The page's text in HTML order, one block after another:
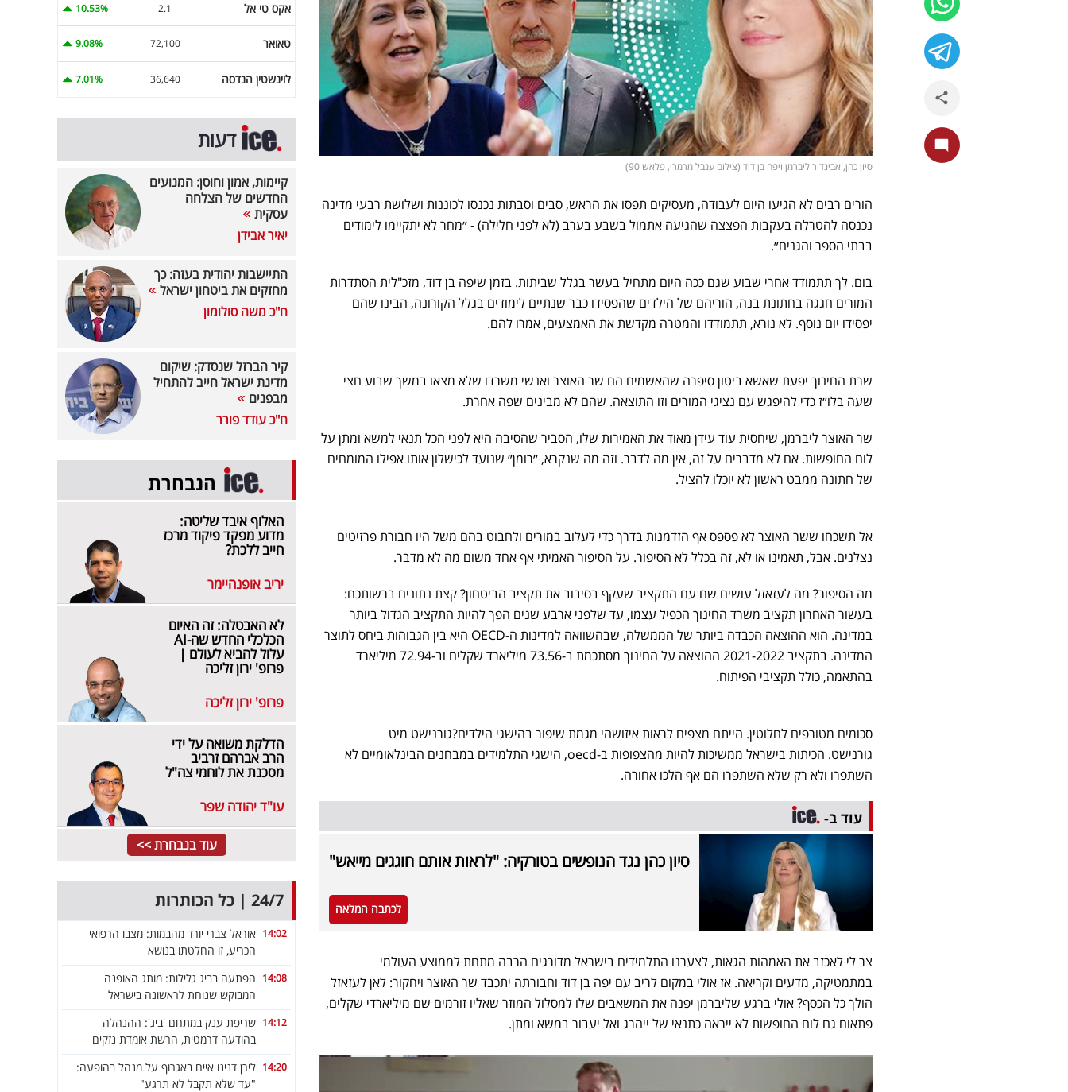
סיון כהן, אביגדור ליברמן ויפה בן דוד (צילום ענבל מרמרי, פלאש 90)
הורים רבים לא הגיעו היום לעבודה, מעסיקים תפסו את הראש, סבים וסבתות נכנסו לכוננות ושלושת רבעי מדינה
נכנסה להטרלה בעקבות הפצצה שהגיעה אתמול בשבע בערב (לא לפני חלילה) - ״מחר לא יתקיימו לימודים
בבתי הספר והגנים״.
בום. לך תתמודד אחרי שבוע שגם ככה היום מתחיל בעשר בגלל שביתות. בזמן שיפה בן דוד, מזכ"לית הסתדרות
המורים חגגה בחתונת בנה, הוריהם של הילדים שהפסידו כבר שנתיים לימודים בגלל הקורונה, הבינו שהם
יפסידו יום נוסף. לא נורא, תתמודדו והמטרה מקדשת את האמצעים, אמרו להם.
שרת החינוך יפעת שאשא ביטון סיפרה שהאשמים הם שר האוצר ואנשי משרדו שלא מצאו במשך שבוע חצי
שעה בלו״ז כדי להיפגש עם נציגי המורים וזו התוצאה. שהם לא מבינים שפה אחרת.
שר האוצר ליברמן, שיחסית עוד עידן מאוד את האמירות שלו, הסביר שהסיבה היא לפני הכל תנאי למשא ומתן על
לוח החופשות. אם לא מדברים על זה, אין מה לדבר. וזה מה שנקרא, ״רומן״ שנועד לכישלון אותו אפילו המומחים
של חתונה ממבט ראשון לא יוכלו להציל.
אל תשכחו ששר האוצר לא פספס אף הזדמנות בדרך כדי לעלוב במורים ולחבוט בהם משל היו חבורת פרזיטים
נצלנים. אבל, תאמינו או לא, זה בכלל לא הסיפור. על הסיפור האמיתי אף אחד משום מה לא מדבר.
מה הסיפור? מה לעזאזל עושים שם עם התקציב שעקף בסיבוב את תקציב הביטחון? קצת נתונים ברשותכם:
בעשור האחרון תקציב משרד החינוך הכפיל עצמו, עד שלפני ארבע שנים הפך להיות התקציב הגדול ביותר
במדינה. הוא ההוצאה הכבדה ביותר של הממשלה, שבהשוואה למדינות ה-OECD היא בין הגבוהות ביחס לתוצר
המדינה. בתקציב 2021-2022 ההוצאה על החינוך מסתכמת ב-73.56 מיליארד שקלים וב-72.94 מיליארד
בהתאמה, כולל תקציבי הפיתוח.
סכומים מטורפים לחלוטין. הייתם מצפים לראות איזושהי מגמת שיפור בהישגי הילדים?גורנישט מיט
גורנישט. הכיתות בישראל ממשיכות להיות מהצפופות ב-oecd, הישגי התלמידים במבחנים הבינלאומיים לא
השתפרו ולא רק שלא השתפרו הם אף הלכו אחורה.
עוד ב-
סיון כהן נגד הנופשים בטורקיה: "לראות אותם חוגגים מייאש"
לכתבה המלאה
צר לי לאכזב את האמהות הגאות, לצערנו התלמידים בישראל מדורגים הרבה מתחת לממוצע העולמי
במתמטיקה, מדעים וקריאה. אז אולי במקום לריב עם יפה בן דוד וחבורתה יתכבד שר האוצר ויחקור: לאן לעזאזל
הולך כל הכסף? אולי ברגע שליברמן יפנה את המשאבים שלו למסלול המוזר שאליו זורמים שם מיליארדי שקלים,
פתאום גם לוח החופשות לא ייראה כתנאי של ייהרג ואל יעבור במשא ומתן.
אקס טי אל 2.1
10.53%
טאואר 72,100
9.08%
לוינשטין הנדסה 36,640
7.01%
דעות
קיימות, אמון וחוסן: המנועים
החדשים של הצלחה
עסקית
יאיר אבידן
התיישבות יהודית בעזה: כך
מחזקים את ביטחון ישראל
ח"כ משה סולומון
קיר הברזל שנסדק: שיקום
מדינת ישראל חייב להתחיל
מבפנים
ח"כ עודד פורר
הנבחרת
האלוף איבד שליטה:
מדוע מפקד פיקוד מרכז
חייב ללכת?
יריב אופנהיימר
לא האבטלה: זה האיום
הכלכלי החדש שה-AI
עלול להביא לעולם |
פרופ' ירון זליכה
פרופ' ירון זליכה
הדלקת משואה על ידי
הרב אברהם זרביב
מסכנת את לוחמי צה"ל
עו"ד יהודה שפר
עוד בנבחרת >>
24/7 | כל הכותרות
14:02 אוראל צברי יורד מהבמות: מצבו הרפואי
הכריע, זו החלטתו בנושא
14:08 הפתעה בביג גלילות: מותג האופנה
המבוקש שנוחת לראשונה בישראל
14:12 שריפת ענק במתחם 'ביג': ההנהלה
בהודעה דרמטית, הרשת אומדת נזקים
14:20 לירן דנינו איים באגרוף על מנהל בהופעה:
"עד שלא תקבל לא תרגע"